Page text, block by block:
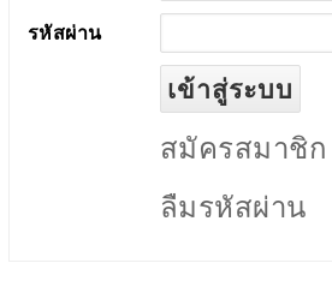
รหัสผ่าน
สมัครสมาชิก
ลืมรหัสผ่าน